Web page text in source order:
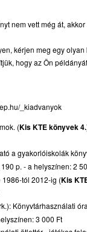
nem vett még át,
kérjen meg egy
hogy az Ön
_kiadvanyok
(Kis KTE könyvek 4.
a gyakorlóiskolák
p. - a helyszínen: 2
1986-tól 2012-ig (Kis
Könyvtárhasználati
3 000 Ft